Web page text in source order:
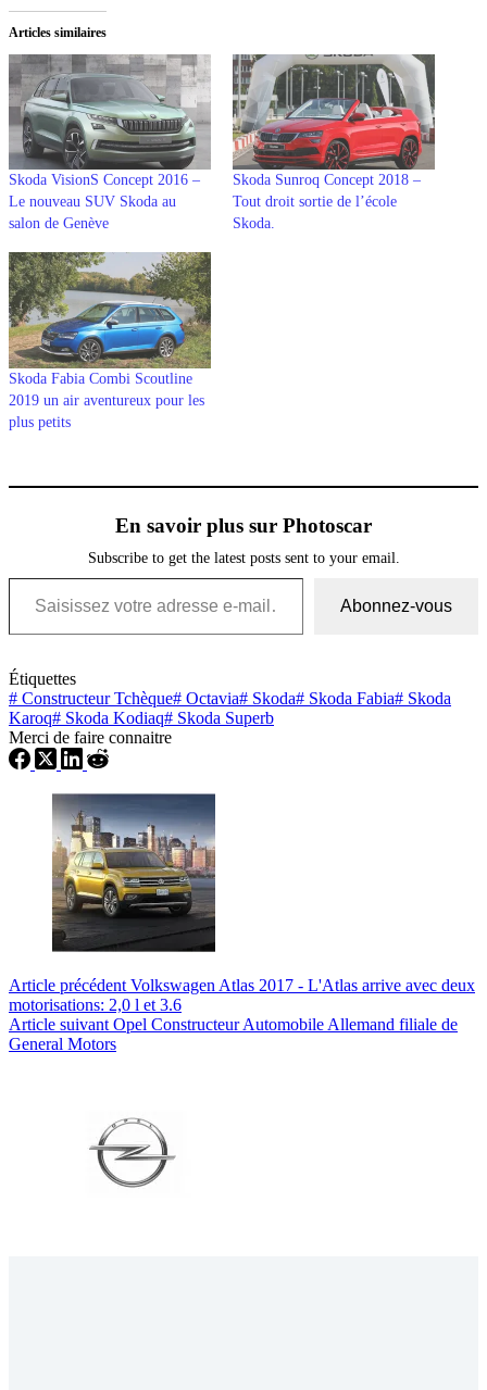
Articles similaires
Skoda VisionS Concept 2016 –
Le nouveau SUV Skoda au
salon de Genève
Skoda Sunroq Concept 2018 –
Tout droit sortie de l’école
Skoda.
Skoda Fabia Combi Scoutline
2019 un air aventureux pour les
plus petits
En savoir plus sur Photoscar
Subscribe to get the latest posts sent to your email.
Saisissez votre adresse e-mail…
Abonnez-vous
Étiquettes
# Constructeur Tchèque# Octavia# Skoda# Skoda Fabia# Skoda
Karoq# Skoda Kodiaq# Skoda Superb
Merci de faire connaitre
Article précédent Volkswagen Atlas 2017 - L'Atlas arrive avec deux
motorisations: 2,0 l et 3.6
Article suivant Opel Constructeur Automobile Allemand filiale de
General Motors